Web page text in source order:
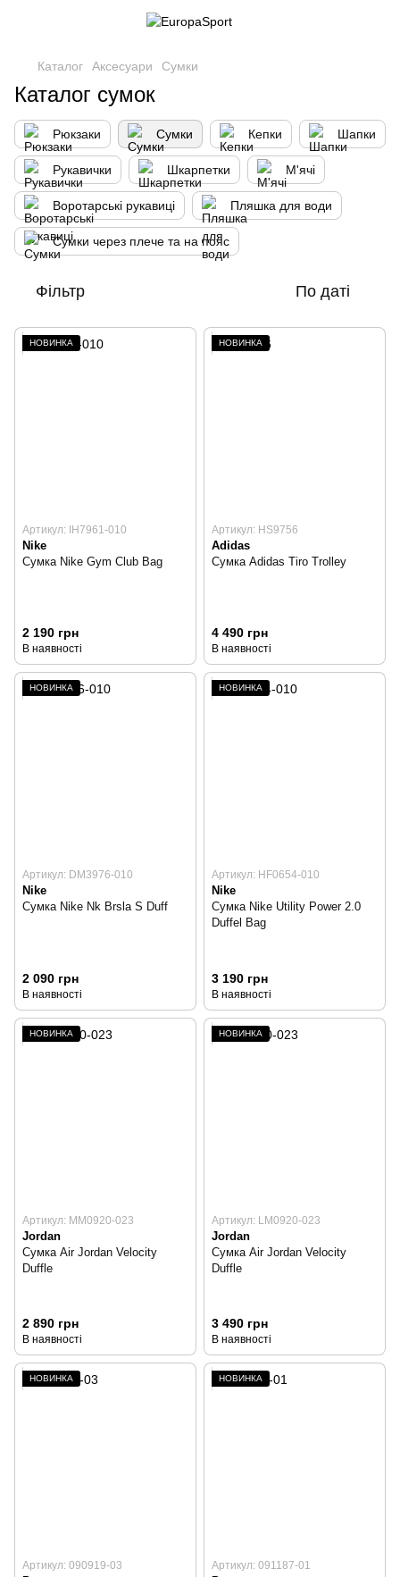
Каталог Аксесуари Сумки
Каталог сумок
Рюкзаки Сумки Кепки Шапки
Рукавички Шкарпетки М'ячі
Воротарські рукавиці Пляшка для води
Сумки через плече та на пояс
Фільтр По даті
НОВИНКА
Артикул: IH7961-010
Nike
Сумка Nike Gym Club Bag
2 190 грн
В наявності
НОВИНКА
Артикул: HS9756
Adidas
Сумка Adidas Tiro Trolley
4 490 грн
В наявності
НОВИНКА
Артикул: DM3976-010
Nike
Сумка Nike Nk Brsla S Duff
2 090 грн
В наявності
НОВИНКА
Артикул: HF0654-010
Nike
Сумка Nike Utility Power 2.0
Duffel Bag
3 190 грн
В наявності
НОВИНКА
Артикул: MM0920-023
Jordan
Сумка Air Jordan Velocity
Duffle
2 890 грн
В наявності
НОВИНКА
Артикул: LM0920-023
Jordan
Сумка Air Jordan Velocity
Duffle
3 490 грн
В наявності
НОВИНКА
Артикул: 090919-03
НОВИНКА
Артикул: 091187-01